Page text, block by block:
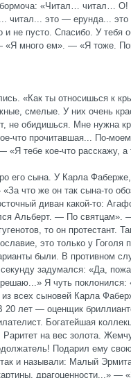
бормоча: «Читал… читал…
читал... это — ерунда...
и не пусто. Спасибо. У тебя
много ем». — «Я тоже.
«Как ты относишься к
смелые. У них очень
не обидишься. Мне нужна
что прочитавшая... По-
«Я тебе кое-что расскажу,
его сына. У Карла
что же он так сына-то
диван какой-то:
Альберт. — По
то он протестант.
это только у Гоголя
были. В противном
задумался: «Да,
Я чуть поклонился:
всех сыновей Карла
лет — оценщик
Богатейшая
на вес золота.
Подарил ему
и называли: Малый
драгоценности...» —